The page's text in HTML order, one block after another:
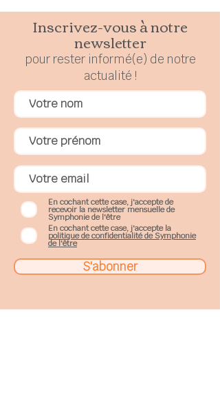
Inscrivez-vous à notre
newsletter
pour resterinformé(e) de notre
actualité !
En cochant cette case, j'accepte de
recevoir la newsletter mensuelle de
Symphonie de l'être
En cochant cette case, j'accepte la
politique de confidentialité de Symphonie
de l'être
S'abonner